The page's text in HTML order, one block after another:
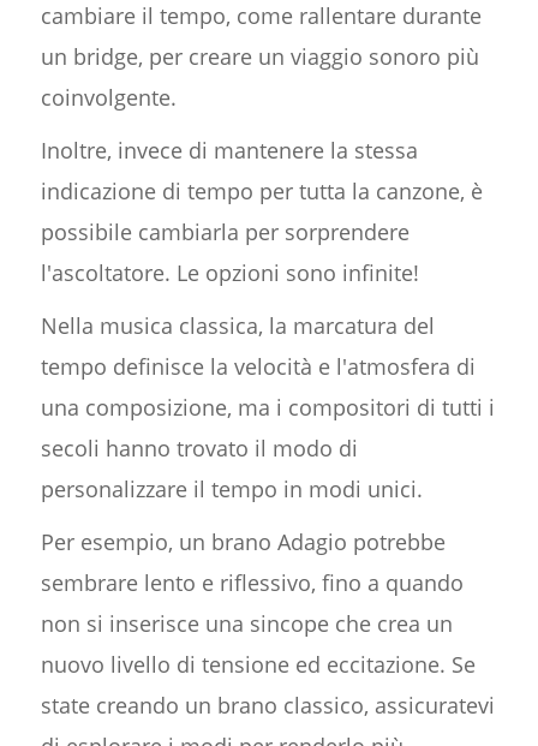
cambiare il tempo, come rallentare durante
un bridge, per creare un viaggio sonoro più
coinvolgente.
Inoltre, invece di mantenere la stessa
indicazione di tempo per tutta la canzone, è
possibile cambiarla per sorprendere
l'ascoltatore. Le opzioni sono infinite!
Nella musica classica, la marcatura del
tempo definisce la velocità e l'atmosfera di
una composizione, ma i compositori di tutti i
secoli hanno trovato il modo di
personalizzare il tempo in modi unici.
Per esempio, un brano Adagio potrebbe
sembrare lento e riflessivo, fino a quando
non si inserisce una sincope che crea un
nuovo livello di tensione ed eccitazione. Se
state creando un brano classico, assicuratevi